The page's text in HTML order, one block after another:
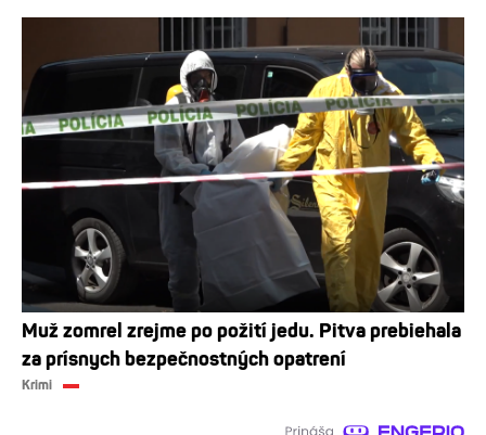
Muž zomrel zrejme po požití jedu. Pitva prebiehala
za prísnych bezpečnostných opatrení
Krimi